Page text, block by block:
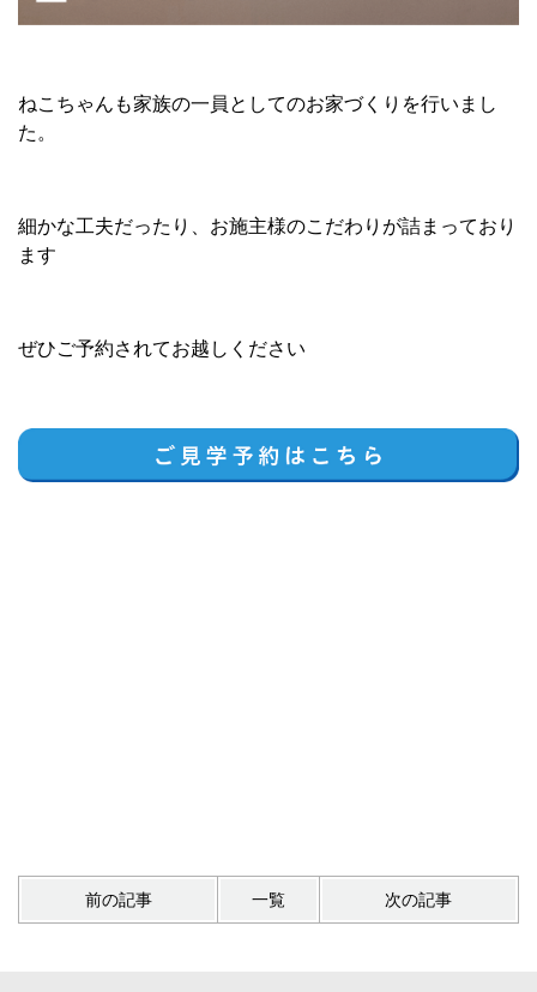
ねこちゃんも家族の一員としてのお家づくりを行いまし
た。
細かな工夫だったり、お施主様のこだわりが詰まっており
ます
ぜひご予約されてお越しください
前の記事 一覧 次の記事